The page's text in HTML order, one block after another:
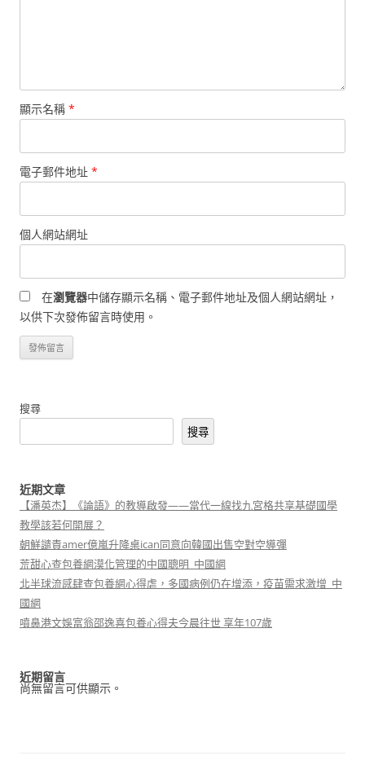
顯示名稱 *
電子郵件地址 *
個人網站網址
在瀏覽器中儲存顯示名稱、電子郵件地址及個人網站網址，
以供下次發佈留言時使用。
搜尋
搜尋
近期文章
【潘英杰】《論語》的教導啟發——當代一線找九宮格共享基礎國學
教學該若何開展？
朝鮮譴責amer億嵐升降桌ican同意向韓國出售空對空導彈
荒甜心查包養網漠化管理的中國聰明_中國網
北半球流感肆查包養網心得虐，多國病例仍在增添，疫苗需求激增_中
國網
噴鼻港文娛富翁邵逸喜包養心得夫今晨往世 享年107歲
近期留言
尚無留言可供顯示。